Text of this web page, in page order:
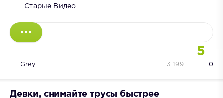
Старые Видео
5
Grey 0
3 199
Девки, снимайте трусы быстрее